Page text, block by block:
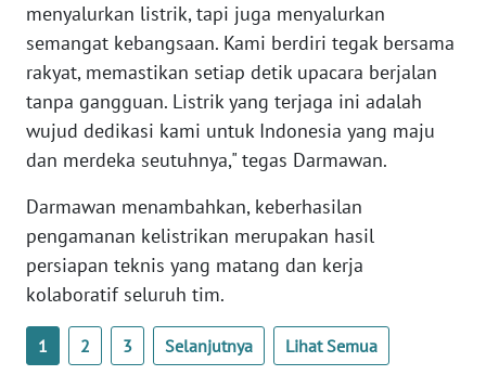
menyalurkan listrik, tapi juga menyalurkan
semangat kebangsaan. Kami berdiri tegak bersama
rakyat, memastikan setiap detik upacara berjalan
tanpa gangguan. Listrik yang terjaga ini adalah
wujud dedikasi kami untuk Indonesia yang maju
dan merdeka seutuhnya," tegas Darmawan.
Darmawan menambahkan, keberhasilan
pengamanan kelistrikan merupakan hasil
persiapan teknis yang matang dan kerja
kolaboratif seluruh tim.
1 2 3 Selanjutnya Lihat Semua
JAMBI
WN
SULTRA
WN
WN
SULTENG
WN
SULBAR